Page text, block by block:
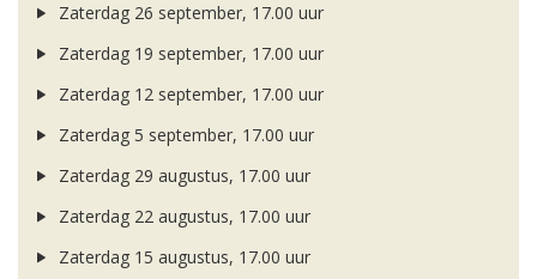
Zaterdag 26 september, 17.00 uur
Zaterdag 19 september, 17.00 uur
Zaterdag 12 september, 17.00 uur
Zaterdag 5 september, 17.00 uur
Zaterdag 29 augustus, 17.00 uur
Zaterdag 22 augustus, 17.00 uur
Zaterdag 15 augustus, 17.00 uur